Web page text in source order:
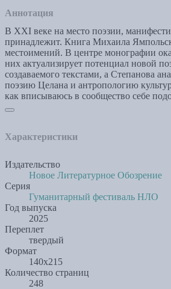
Аннотация
В XXI веке на место поэзии,
принадлежит. Книга Михаила
местоимений. В центре монографии
них актуализирует потенциал новой
создаваемого текстами, а Степанова
поэзию Целана и антропологию
как вписываюсь в сообщество себе
Характеристики
Издательство
Новое Литературное Обозрение
Серия
Гуманитарный фестиваль НЛО
Год выпуска
2025
Переплет
твердый
Формат
140х215
Количество страниц
248